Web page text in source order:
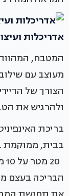
אדריכלות
המטבח,
מעוצב עם
הצורך של
ולהרגיש את
בריכת
בבית, ממוקמת
הבריכה בעצם